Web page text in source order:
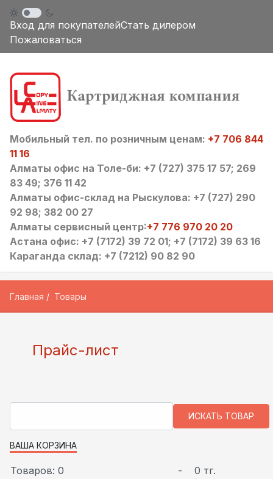
Вход для покупателейСтать дилером
Пожаловаться
Мобильный тел. по розничным ценам: +7 706 844
11 16
Алматы офис на Толе-би: +7 (727) 375 17 57; 269
83 49; 376 11 42
Алматы офис-склад на Рыскулова: +7 (727) 290
92 98; 382 00 27
Алматы сервисный центр:+7 776 970 20 20
Астана офис: +7 (7172) 39 72 01; +7 (7172) 39 63 16
Караганда склад: +7 (7212) 90 82 90
Главная Товары
Прайс-лист
ВАША КОРЗИНА
Товаров: 0 -
0 тг.